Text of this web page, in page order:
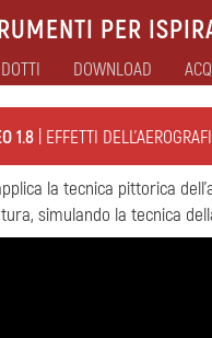
PER
DOWNLOAD
1.8 | EFFETTI
la tecnica pittorica
simulando la tecnica